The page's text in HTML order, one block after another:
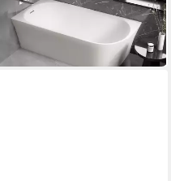
993,90 €
in 6-7 Werktagen bei dir